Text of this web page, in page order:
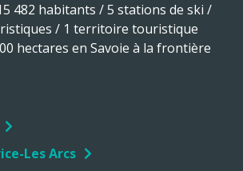
482 habitants / 5 stations de ski /
/ 1 territoire touristique
hectares en Savoie à la frontière
Les Arcs